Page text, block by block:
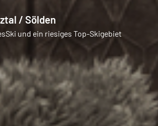
/ Sölden
und ein riesiges Top-Skigebiet